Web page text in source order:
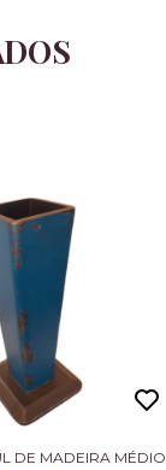
DE MADEIRA MÉDIO